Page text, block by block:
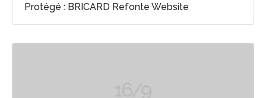
Protégé : BRICARD Refonte Website